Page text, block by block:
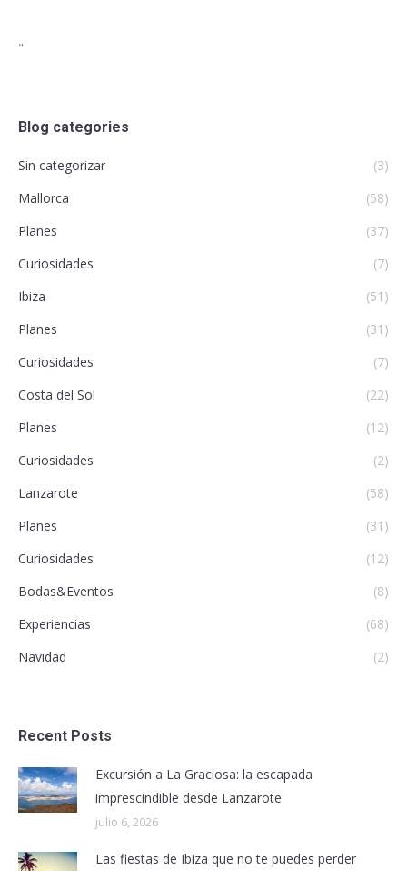
"
Blog categories
Sin categorizar
(3)
Mallorca
(58)
Planes
(37)
Curiosidades
(7)
Ibiza
(51)
Planes
(31)
Curiosidades
(7)
Costa del Sol
(22)
Planes
(12)
Curiosidades
(2)
Lanzarote
(58)
Planes
(31)
Curiosidades
(12)
Bodas&Eventos
(8)
Experiencias
(68)
Navidad
(2)
Recent Posts
Excursión a La Graciosa: la escapada
imprescindible desde Lanzarote
julio 6, 2026
Las fiestas de Ibiza que no te puedes perder